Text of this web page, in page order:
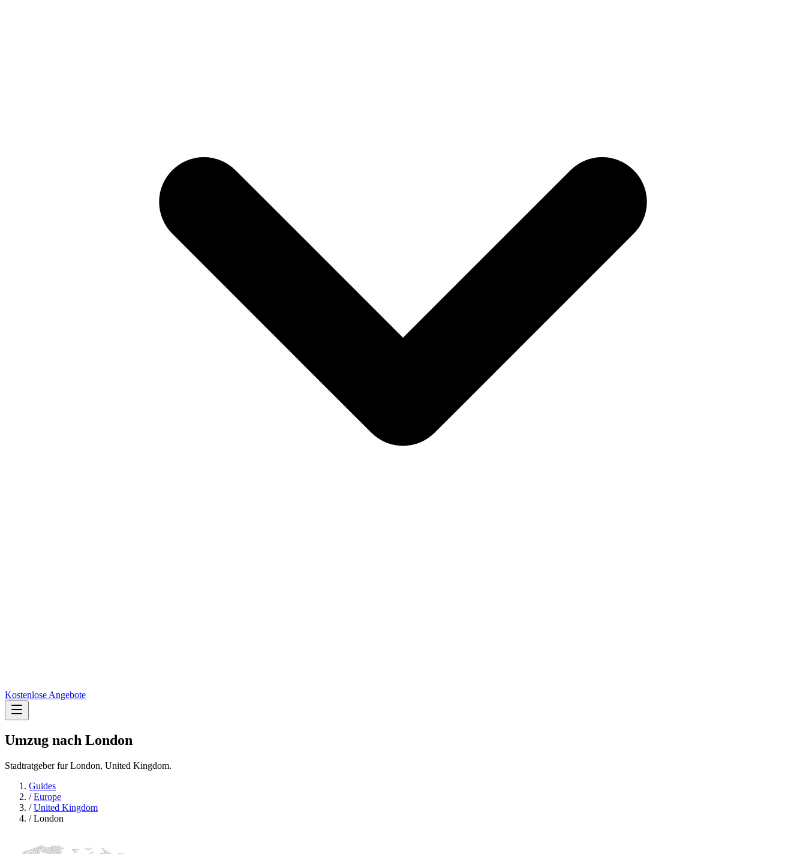
Kostenlose Angebote
Umzug nach London
Stadtratgeber fur London, United Kingdom.
Guides
/Europe
/United Kingdom
/London